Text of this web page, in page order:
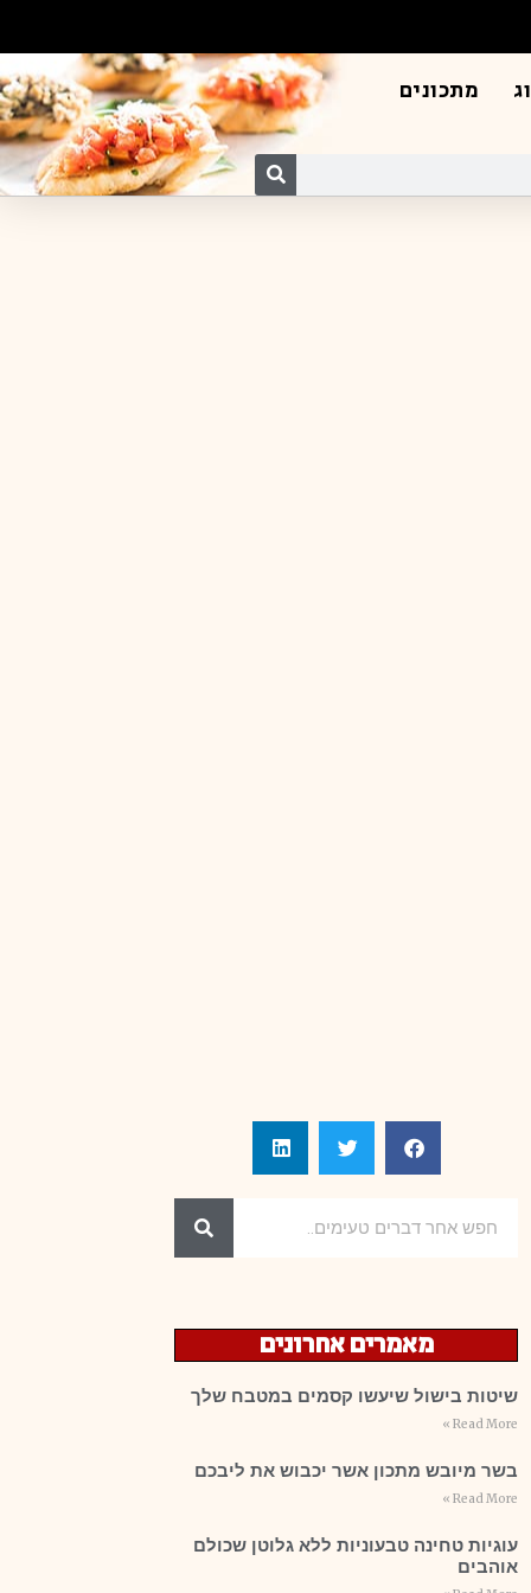
מתכונים
מאמרים אחרונים
שיטות בישול שיעשו קסמים במטבח שלך
Read More »
בשר מיובש מתכון אשר יכבוש את ליבכם
Read More »
עוגיות טחינה טבעוניות ללא גלוטן שכולם
אוהבים